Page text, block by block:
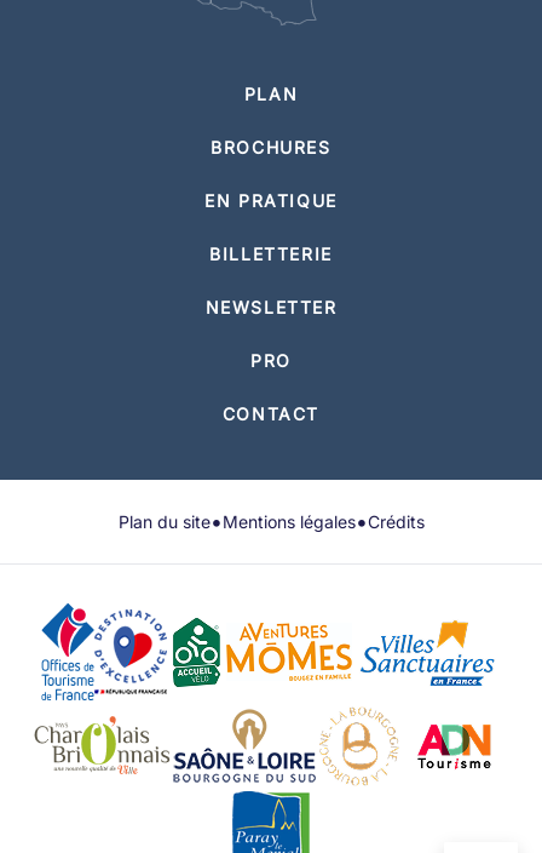
PLAN
BROCHURES
EN PRATIQUE
BILLETTERIE
NEWSLETTER
PRO
CONTACT
Plan du site•Mentions légales•Crédits